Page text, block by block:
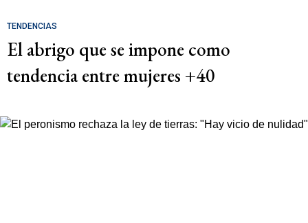
TENDENCIAS
El abrigo que se impone como
tendencia entre mujeres +40